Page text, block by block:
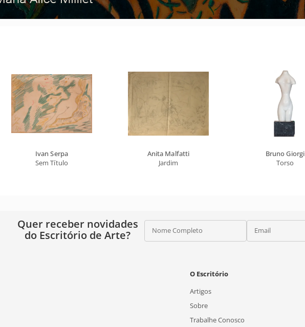
Ivan Serpa
Sem Título
Anita Malfatti
Jardim
Bruno Giorgi
Torso
Quer receber novidades
do Escritório de Arte?
Nome Completo Email
O Escritório
Artigos
Sobre
Trabalhe Conosco